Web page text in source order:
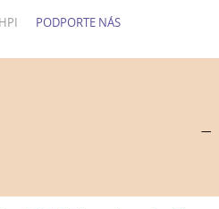
PODPORTE NÁS
—